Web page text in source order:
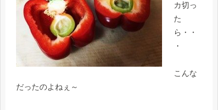
カ切っ
た
ら・・
・
こんな
だったのよねぇ～